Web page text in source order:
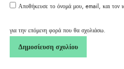
Αποθήκευσε το όνομά μου, email, και τον
για την επόμενη φορά που θα σχολιάσω.